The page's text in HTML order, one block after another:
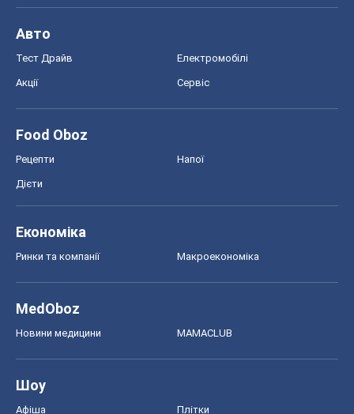
Авто
Тест Драйв Електромобілі
Акції Сервіс
Food Oboz
Рецепти Напої
Дієти
Економіка
Ринки та компанії Макроекономіка
MedOboz
Новини медицини MAMACLUB
Шоу
Афіша Плітки